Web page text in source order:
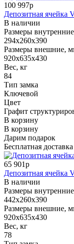
100 997р
Депозитная ячейка
В наличии
Размеры
294x260x390
Размеры внешние,
920x635x430
Вес, кг
84
Тип замка
Ключевой
Цвет
Графит
В корзину
В корзину
Дарим подарок
Бесплатная доставка
65 901р
Депозитная
В наличии
Размеры
442x260x390
Размеры внешние,
920x635x430
Вес, кг
78